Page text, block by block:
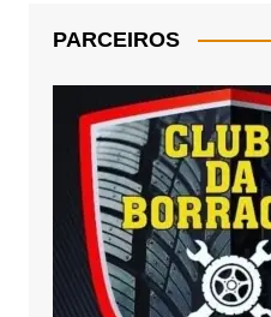
PARCEIROS